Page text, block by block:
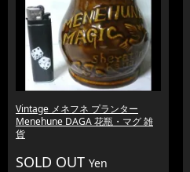
Vintage メネフネ プランター
Menehune DAGA 花瓶・マグ 雑
貨
SOLD OUT Yen